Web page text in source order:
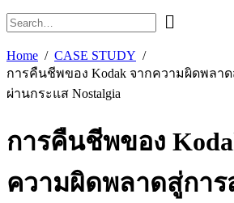
Home
CASE STUDY
การคืนชีพของ Kodak จากความผิดพลา
ผ่านกระแส Nostalgia
การคืนชีพของ
ความผิดพลาดสู่การ